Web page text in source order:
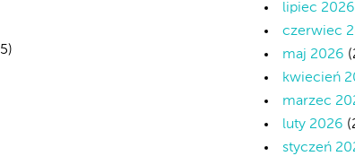
lipiec 2026
czerwiec
maj 2026
kwiecień
marzec
luty 2026
styczeń